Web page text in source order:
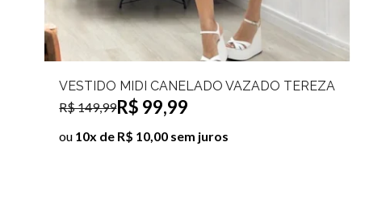
VESTIDO MIDI CANELADO REGATA LISTRA
LATERAL ANA
R$ 79,99